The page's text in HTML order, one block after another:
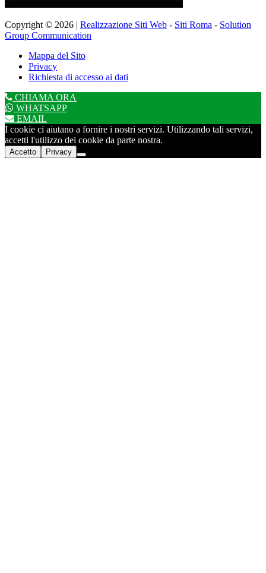
Copyright © 2026 | Realizzazione Siti Web - Siti Roma - Solution
Group Communication
Mappa del Sito
Privacy
Richiesta di accesso ai dati
CHIAMA ORA
WHATSAPP
EMAIL
I cookie ci aiutano a fornire i nostri servizi. Utilizzando tali servizi,
accetti l'utilizzo dei cookie da parte nostra.
Accetto Privacy